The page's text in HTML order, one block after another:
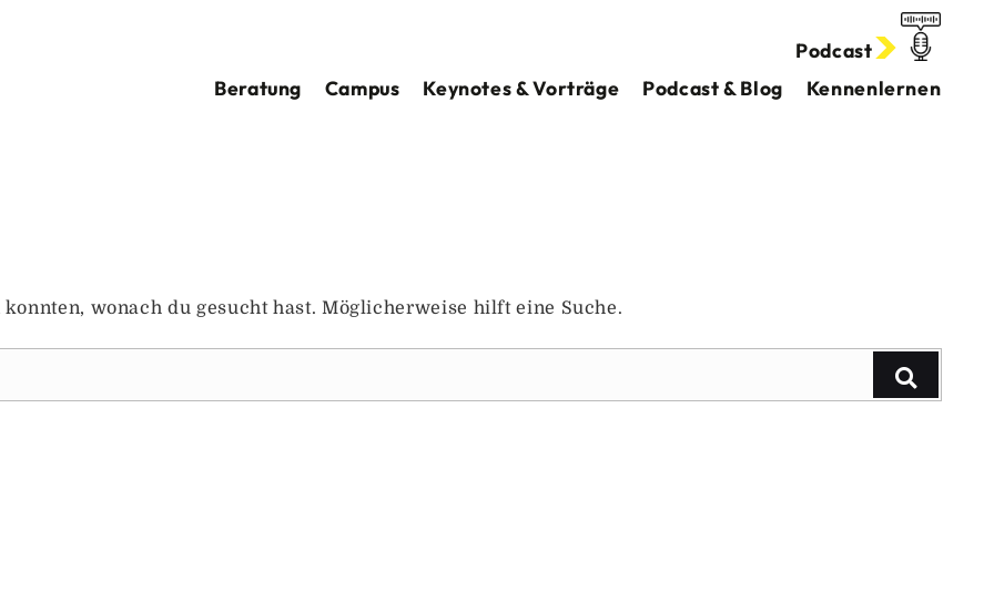
Podcast
Beratung
Campus Keynotes & Vorträge Podcast & Blog Kennenlernen
wonach du gesucht hast. Möglicherweise hilft eine Suche.
Suchen